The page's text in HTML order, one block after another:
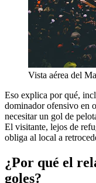
Vista aérea del
Eso explica por qué,
dominador ofensivo en
necesitar un gol de
El visitante, lejos de
obliga al local a
¿Por qué el
goles?